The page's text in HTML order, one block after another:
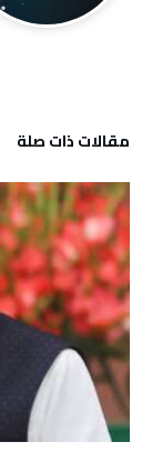
‫مقالات ذات صلة‬